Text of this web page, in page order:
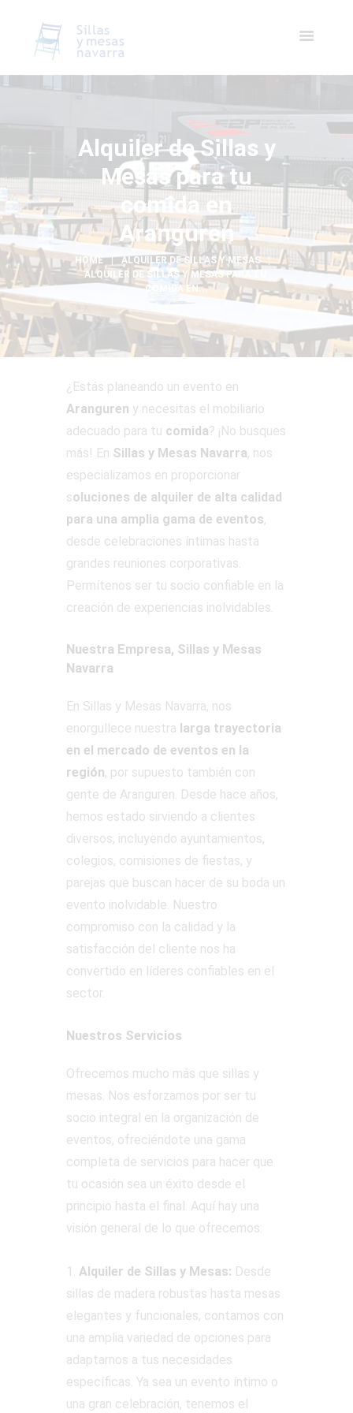
Alquiler de Sillas y
Mesas para tu
comida en
Aranguren
HOME
ALQUILER DE SILLAS Y MESAS
ALQUILER DE SILLAS Y MESAS PARA TU
COMIDA EN...
¿Estás planeando un evento en
Aranguren y necesitas el mobiliario
adecuado para tu comida? ¡No busques
más! En Sillas y Mesas Navarra, nos
especializamos en proporcionar
soluciones de alquiler de alta calidad
para una amplia gama de eventos,
desde celebraciones íntimas hasta
grandes reuniones corporativas.
Permítenos ser tu socio confiable en la
creación de experiencias inolvidables.
Nuestra Empresa, Sillas y Mesas
Navarra
En Sillas y Mesas Navarra, nos
enorgullece nuestra larga trayectoria
en el mercado de eventos en la
región, por supuesto también con
gente de Aranguren. Desde hace años,
hemos estado sirviendo a clientes
diversos, incluyendo ayuntamientos,
colegios, comisiones de fiestas, y
parejas que buscan hacer de su boda un
evento inolvidable. Nuestro
compromiso con la calidad y la
satisfacción del cliente nos ha
convertido en líderes confiables en el
sector.
Nuestros Servicios
Ofrecemos mucho más que sillas y
mesas. Nos esforzamos por ser tu
socio integral en la organización de
eventos, ofreciéndote una gama
completa de servicios para hacer que
tu ocasión sea un éxito desde el
principio hasta el final. Aquí hay una
visión general de lo que ofrecemos:
1. Alquiler de Sillas y Mesas: Desde
sillas de madera robustas hasta mesas
elegantes y funcionales, contamos con
una amplia variedad de opciones para
adaptarnos a tus necesidades
específicas. Ya sea un evento íntimo o
una gran celebración, tenemos el